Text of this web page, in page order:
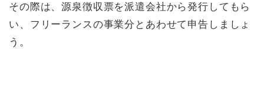
その際は、源泉徴収票を派遣会社から発行してもら
い、フリーランスの事業分とあわせて申告しましょ
う。